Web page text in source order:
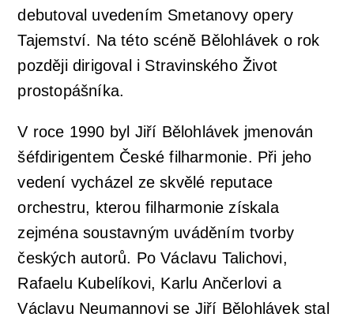
debutoval uvedením Smetanovy opery
Tajemství. Na této scéně Bělohlávek o rok
později dirigoval i Stravinského Život
prostopášníka.
V roce 1990 byl Jiří Bělohlávek jmenován
šéfdirigentem České filharmonie. Při jeho
vedení vycházel ze skvělé reputace
orchestru, kterou filharmonie získala
zejména soustavným uváděním tvorby
českých autorů. Po Václavu Talichovi,
Rafaelu Kubelíkovi, Karlu Ančerlovi a
Václavu Neumannovi se Jiří Bělohlávek stal